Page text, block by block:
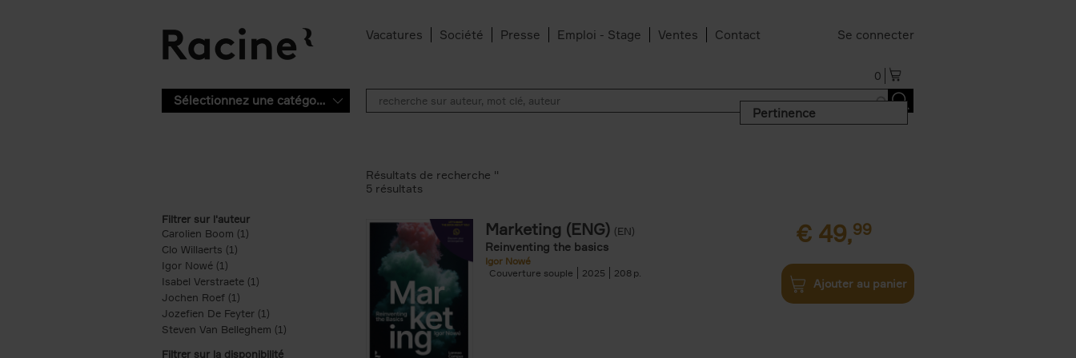
Vacatures Société Presse Emploi - Stage Ventes Contact Se connecter
0
Sélectionnez une catégorie
Pertinence
Filtrer sur l'auteur
Carolien Boom (1)
Clo Willaerts (1)
Igor Nowé (1)
Isabel Verstraete (1) Apply Isabel Verstraete filter
Jochen Roef (1)
Jozefien De Feyter (1) Apply Jozefien De Feyter filter
Steven Van Belleghem (1) Apply Steven Van Belleghem filter
Filtrer sur la disponibilité
Résultats de recherche ''
5 résultats
Marketing (ENG) (EN)
Reinventing the basics
Igor Nowé
Couverture souple
2025 208
€ 49,99
Ajouter au panier